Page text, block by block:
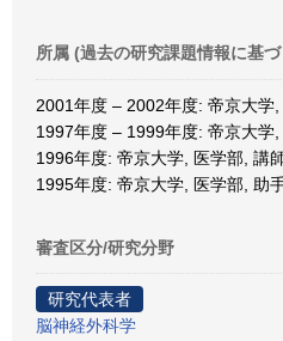
所属 (過去の研究課題情報に基
2001年度 – 2002年度: 帝京大学
1997年度 – 1999年度: 帝京大学
1996年度: 帝京大学, 医学部, 講
1995年度: 帝京大学, 医学部, 助
審査区分/研究分野
研究代表者
脳神経外科学